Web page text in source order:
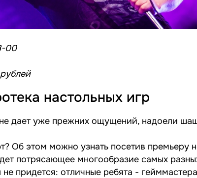
00
настольных игр
дает уже прежних ощущений, надоели
Об этом можно узнать посетив премьеру
потрясающее многообразие самых
придется: отличные ребята -